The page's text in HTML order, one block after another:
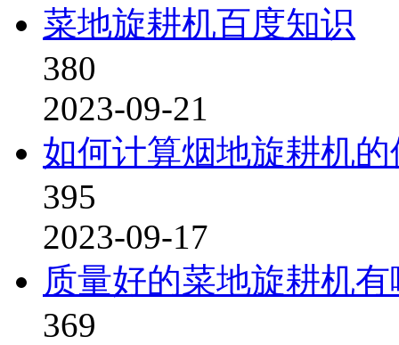
菜地旋耕机百度知识
380
2023-09-21
如何计算烟地旋耕机
395
2023-09-17
质量好的菜地旋耕机
369